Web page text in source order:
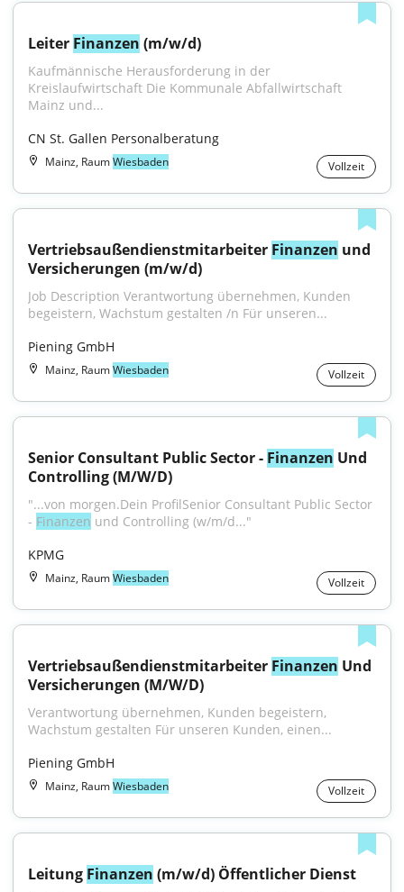
Leiter Finanzen (m/w/d)
Kaufmännische Herausforderung in der
Kreislaufwirtschaft Die Kommunale Abfallwirtschaft
Mainz und...
CN St. Gallen Personalberatung
Mainz, RaumWiesbaden Vollzeit
Vertriebsaußendienstmitarbeiter Finanzen und
Versicherungen (m/w/d)
Job Description Verantwortung übernehmen, Kunden
begeistern, Wachstum gestalten /n Für unseren...
Piening GmbH
Mainz, RaumWiesbaden Vollzeit
Senior Consultant Public Sector - Finanzen Und
Controlling (M/W/D)
"...von morgen.Dein ProfilSenior Consultant Public Sector
- Finanzen und Controlling (w/m/d..."
KPMG
Mainz, RaumWiesbaden Vollzeit
Vertriebsaußendienstmitarbeiter Finanzen Und
Versicherungen (M/W/D)
Verantwortung übernehmen, Kunden begeistern,
Wachstum gestalten Für unseren Kunden, einen...
Piening GmbH
Mainz, RaumWiesbaden Vollzeit
Leitung Finanzen (m/w/d) Öffentlicher Dienst